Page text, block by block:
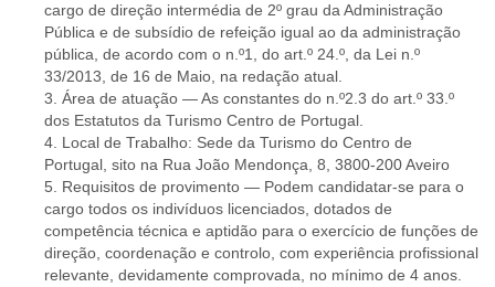
cargo de direção intermédia de 2º grau da Administração
Pública e de subsídio de refeição igual ao da administração
pública, de acordo com o n.º1, do art.º 24.º, da Lei n.º
33/2013, de 16 de Maio, na redação atual.
3. Área de atuação — As constantes do n.º2.3 do art.º 33.º
dos Estatutos da Turismo Centro de Portugal.
4. Local de Trabalho: Sede da Turismo do Centro de
Portugal, sito na Rua João Mendonça, 8, 3800-200 Aveiro
5. Requisitos de provimento — Podem candidatar-se para o
cargo todos os indivíduos licenciados, dotados de
competência técnica e aptidão para o exercício de funções de
direção, coordenação e controlo, com experiência profissional
relevante, devidamente comprovada, no mínimo de 4 anos.